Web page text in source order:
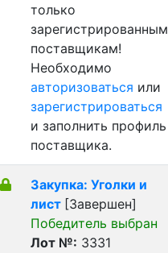
только
зарегистрированным
поставщикам!
Необходимо
авторизоваться или
зарегистрироваться
и заполнить профиль
поставщика.
Закупка: Уголки и
лист [Завершен]
Победитель выбран
Лот №: 3331